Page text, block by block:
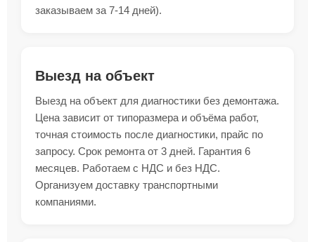
заказываем за 7-14 дней).
Выезд на объект
Выезд на объект для диагностики без демонтажа.
Цена зависит от типоразмера и объёма работ,
точная стоимость после диагностики, прайс по
запросу. Срок ремонта от 3 дней. Гарантия 6
месяцев. Работаем с НДС и без НДС.
Организуем доставку транспортными
компаниями.